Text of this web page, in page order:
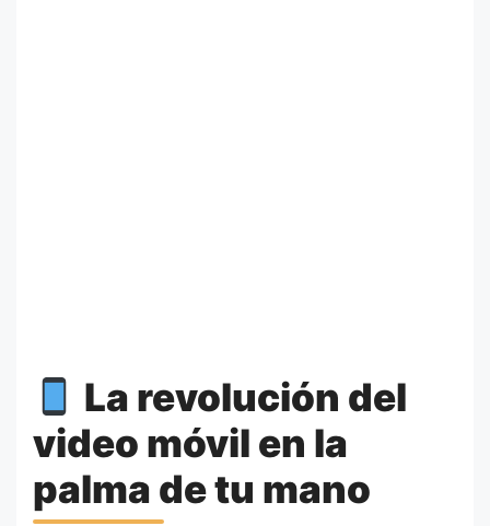
La revolución del
video móvil en la
palma de tu mano